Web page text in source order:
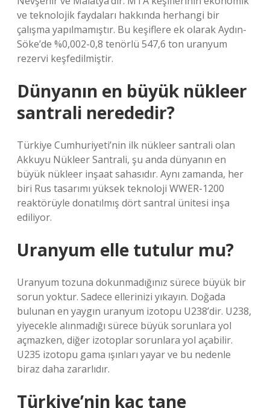
ve teknolojik faydaları hakkında herhangi bir
çalışma yapılmamıştır. Bu keşiflere ek olarak Aydın-
Söke’de %0,002-0,8 tenörlü 547,6 ton uranyum
rezervi keşfedilmiştir.
Dünyanın en büyük nükleer
santrali nerededir?
Türkiye Cumhuriyeti’nin ilk nükleer santrali olan
Akkuyu Nükleer Santrali, şu anda dünyanın en
büyük nükleer inşaat sahasıdır. Aynı zamanda, her
biri Rus tasarımı yüksek teknoloji WWER-1200
reaktörüyle donatılmış dört santral ünitesi inşa
ediliyor.
Uranyum elle tutulur mu?
Uranyum tozuna dokunmadığınız sürece büyük bir
sorun yoktur. Sadece ellerinizi yıkayın. Doğada
bulunan en yaygın uranyum izotopu U238’dir. U238,
yiyecekle alınmadığı sürece büyük sorunlara yol
açmazken, diğer izotoplar sorunlara yol açabilir.
U235 izotopu gama ışınları yayar ve bu nedenle
biraz daha zararlıdır.
Türkiye’nin kaç tane